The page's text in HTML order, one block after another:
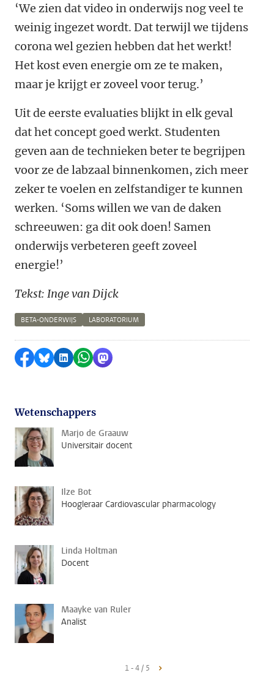
‘We zien dat video in onderwijs nog veel te
weinig ingezet wordt. Dat terwijl we tijdens
corona wel gezien hebben dat het werkt!
Het kost even energie om ze te maken,
maar je krijgt er zoveel voor terug.’
Uit de eerste evaluaties blijkt in elk geval
dat het concept goed werkt. Studenten
geven aan de technieken beter te begrijpen
voor ze de labzaal binnenkomen, zich meer
zeker te voelen en zelfstandiger te kunnen
werken. ‘Soms willen we van de daken
schreeuwen: ga dit ook doen! Samen
onderwijs verbeteren geeft zoveel
energie!’
Tekst: Inge van Dijck
BETA-ONDERWIJS LABORATORIUM
Delen op Facebook
Delen via Bluesky
Delen op LinkedIn
Delen via WhatsApp
Delen via Mastodon
Wetenschappers
Marjo de Graauw
Universitair docent
Ilze Bot
Hoogleraar Cardiovascular pharmacology
Linda Holtman
Docent
Maayke van Ruler
Analist
1 - 4 / 5